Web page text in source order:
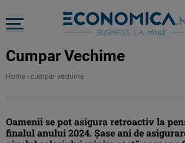
Cumpar Vechime
Home - cumpar vechime
Oamenii se pot asigura retroactiv la
finalul anului 2024. Şase ani de